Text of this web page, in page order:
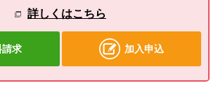
詳しくはこちら
請求 加入申込